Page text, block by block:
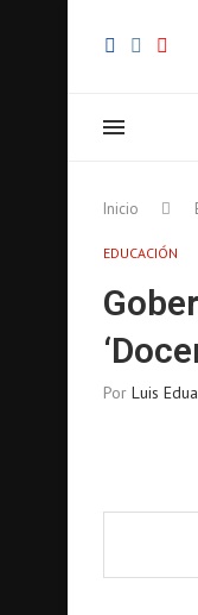
Inicio
EDUCACIÓN
Por Luis